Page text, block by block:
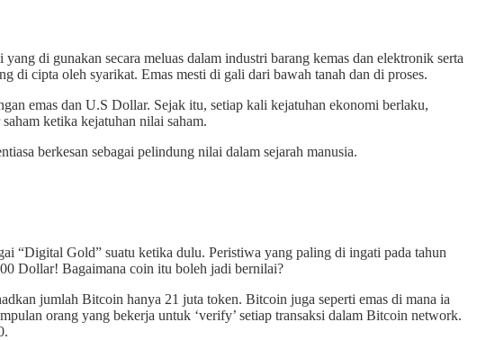
di gunakan secara meluas dalam industri barang kemas dan elektronik serta
di cipta oleh syarikat. Emas mesti di gali dari bawah tanah dan di proses.
emas dan U.S Dollar. Sejak itu, setiap kali kejatuhan ekonomi berlaku,
ketika kejatuhan nilai saham.
berkesan sebagai pelindung nilai dalam sejarah manusia.
“Digital Gold” suatu ketika dulu. Peristiwa yang paling di ingati pada tahun
Dollar! Bagaimana coin itu boleh jadi bernilai?
jumlah Bitcoin hanya 21 juta token. Bitcoin juga seperti emas di mana ia
orang yang bekerja untuk ‘verify’ setiap transaksi dalam Bitcoin network.